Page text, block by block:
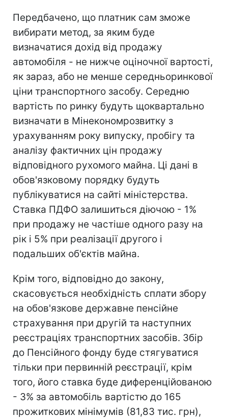
Передбачено, що платник сам зможе
вибирати метод, за яким буде
визначатися дохід від продажу
автомобіля - не нижче оціночної вартості,
як зараз, або не менше середньоринкової
ціни транспортного засобу. Середню
вартість по ринку будуть щоквартально
визначати в Мінекономрозвитку з
урахуванням року випуску, пробігу та
аналізу фактичних цін продажу
відповідного рухомого майна. Ці дані в
обов'язковому порядку будуть
публікуватися на сайті міністерства.
Ставка ПДФО залишиться діючою - 1%
при продажу не частіше одного разу на
рік і 5% при реалізації другого і
подальших об'єктів майна.
Крім того, відповідно до закону,
скасовується необхідність сплати збору
на обов'язкове державне пенсійне
страхування при другій та наступних
реєстраціях транспортних засобів. Збір
до Пенсійного фонду буде стягуватися
тільки при первинній реєстрації, крім
того, його ставка буде диференційованою
- 3% за автомобіль вартістю до 165
прожиткових мінімумів (81,83 тис. грн),